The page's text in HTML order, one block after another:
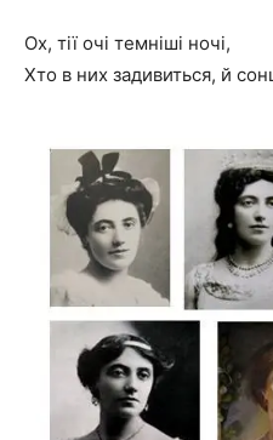
Ох, тії очі темніші ночі,
Хто в них задивиться, й